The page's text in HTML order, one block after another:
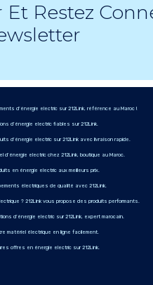
Et Restez
d’énergie electric sur 212Link, référence au Maroc !
d’énergie electric fiables sur 212Link.
d’énergie electric sur 212Link avec livraison rapide.
d’énergie electric chez 212Link, boutique au Maroc.
en énergie electric aux meilleurs prix.
électriques de qualité avec 212Link.
? 212Link vous propose des produits performants.
d’énergie electric sur 212Link, expert marocain.
matériel électrique en ligne facilement.
offres en énergie electric sur 212Link.